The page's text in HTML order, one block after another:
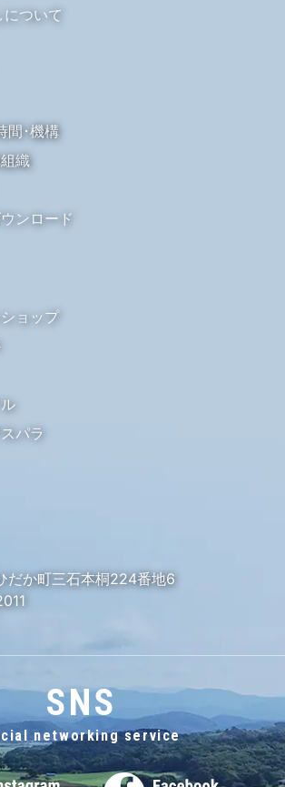
ついて
間･機構
織
ンロード
ョップ
パラ
だか町三石本桐224番地6
SNS
networking service